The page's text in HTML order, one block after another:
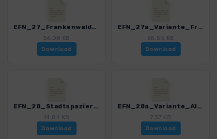
EFN_27_Frankenwaldsteigla_Petersgrat_3151_2.gpx
56.08 KB
Download
EFN_27a_Variante_Frankenwaldsteigla_Petersgrat_3151_2.gpx
68.55 KB
Download
EFN_28_Stadtspaziergang_Hof_3151_2.gpx
14.84 KB
Download
EFN_28a_Variante_Altstadtbummel_3151_2.gpx
7.37 KB
Download